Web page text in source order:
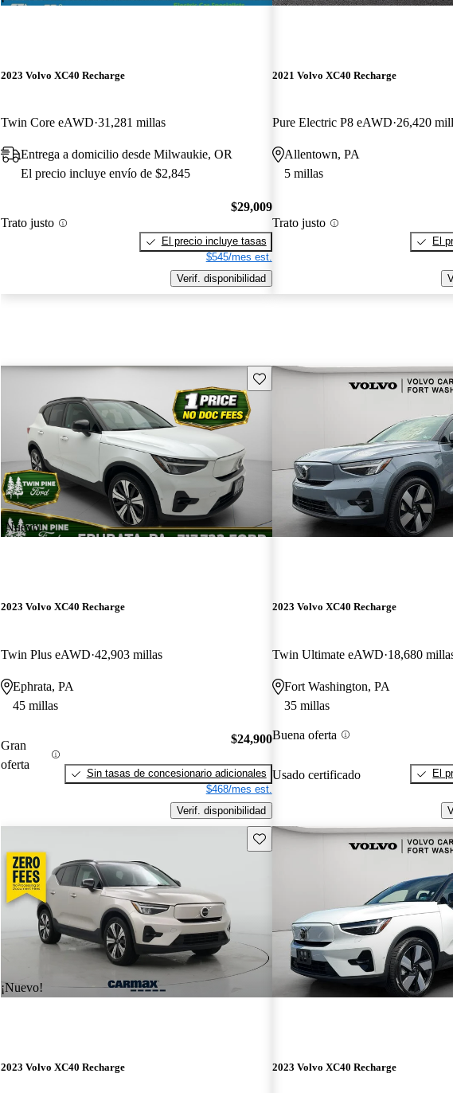
2023 Volvo XC40 Recharge
Twin Core eAWD 31,281 millas
Entrega a domicilio desde Milwaukie, OR
El precio incluye envío de $2,845
Trato justo
$29,009
El precio incluye tasas
$545/mes est.
Verif. disponibilidad
2021 Volvo XC40 Recharge
Pure Electric P8 eAWD 26,420
Allentown, PA
5 millas
Trato justo
El
¡Nuevo!
Guarda este Aviso
2023 Volvo XC40 Recharge
Twin Plus eAWD 42,903 millas
Ephrata, PA
45 millas
Gran
oferta
$24,900
Sin tasas de concesionario adicionales
$468/mes est.
Verif. disponibilidad
2023 Volvo XC40 Recharge
Twin Ultimate eAWD 18,680
Fort Washington, PA
35 millas
Buena oferta
Usado certificado
El
¡Nuevo!
Guarda este Aviso
2023 Volvo XC40 Recharge 2023 Volvo XC40 Recharge